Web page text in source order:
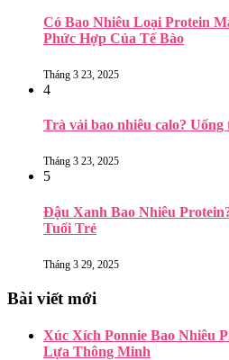
Có Bao Nhiêu Loại Protein
Phức Hợp Của Tế Bào
Tháng 3 23, 2025
4
Trà vải bao nhiêu calo? Uống
Tháng 3 23, 2025
5
Đậu Xanh Bao Nhiêu
Tuổi Trẻ
Tháng 3 29, 2025
Bài viết mới
Xúc Xích Ponnie Bao Nhiêu
Lựa Thông Minh